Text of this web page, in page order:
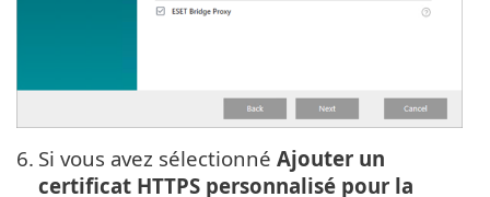
6. Si vous avez sélectionné Ajouter un
certificat HTTPS personnalisé pour la